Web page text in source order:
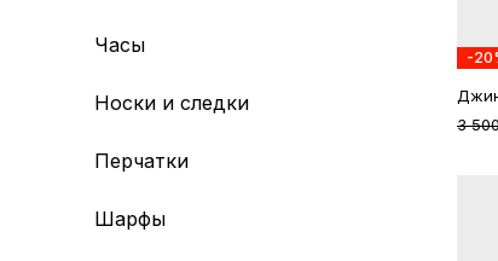
Часы
Носки и следки
Перчатки
Шарфы
-
3